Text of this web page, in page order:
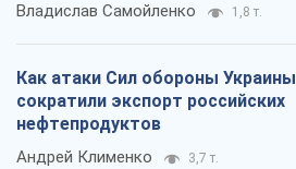
Владислав Самойленко 1,8 т.
Как атаки Сил обороны Украины
сократили экспорт российских
нефтепродуктов
Андрей Клименко 3,7 т.